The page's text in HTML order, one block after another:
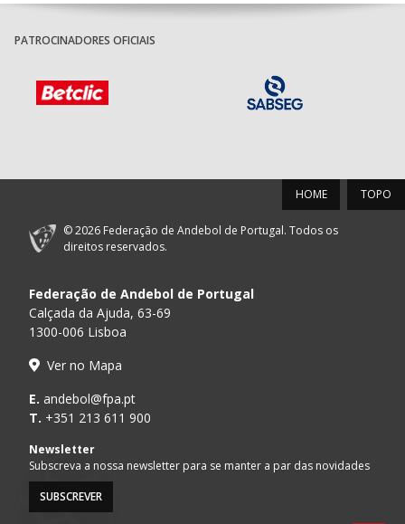
PATROCINADORES OFICIAIS
TOPO
HOME
© 2026 Federação de Andebol de Portugal. Todos os
direitos reservados.
Federação de Andebol de Portugal
Calçada da Ajuda, 63-69
1300-006 Lisboa
Ver no Mapa
E. andebol@fpa.pt
T. +351 213 611 900
Newsletter
Subscreva a nossa newsletter para se manter a par das novidades
SUBSCREVER